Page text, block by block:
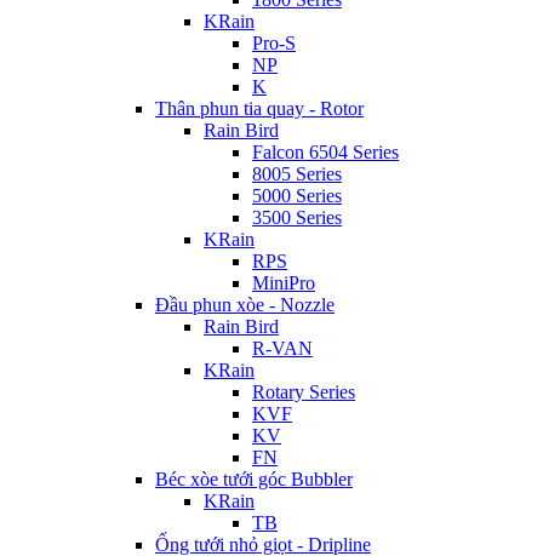
KRain
Pro-S
NP
K
Thân phun tia quay - Rotor
Rain Bird
Falcon 6504 Series
8005 Series
5000 Series
3500 Series
KRain
RPS
MiniPro
Đầu phun xòe - Nozzle
Rain Bird
R-VAN
KRain
Rotary Series
KVF
KV
FN
Béc xòe tưới góc Bubbler
KRain
TB
Ống tưới nhỏ giọt - Dripline